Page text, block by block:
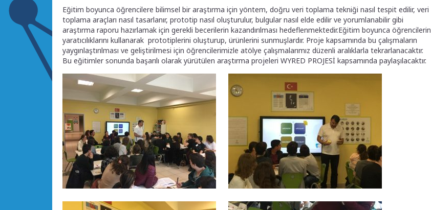
Eğitim boyunca öğrencilere bilimsel bir araştırma için yöntem, doğru veri toplama tekniği nasıl tespit edilir, veri
toplama araçları nasıl tasarlanır, prototip nasıl oluşturulur, bulgular nasıl elde edilir ve yorumlanabilir gibi
araştırma raporu hazırlamak için gerekli becerilerin kazandırılması hedeflenmektedir.Eğitim boyunca öğrencilerin
yaratıcılıklarını kullanarak prototiplerini oluşturup, ürünlerini sunmuşlardır. Proje kapsamında bu çalışmaların
yaygınlaştırılması ve geliştirilmesi için öğrencilerimizle atölye çalışmalarımız düzenli aralıklarla tekrarlanacaktır.
Bu eğitimler sonunda başarılı olarak yürütülen araştırma projeleri WYRED PROJESİ kapsamında paylaşılacaktır.